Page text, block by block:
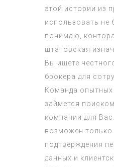
этой истории из
использовать не
понимаю,
штатовская
Вы ищете
брокера для
Команда опытных
займется
компании для
возможен только
подтверждения
данных и